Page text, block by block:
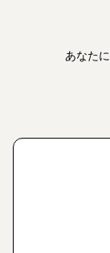
あなたに